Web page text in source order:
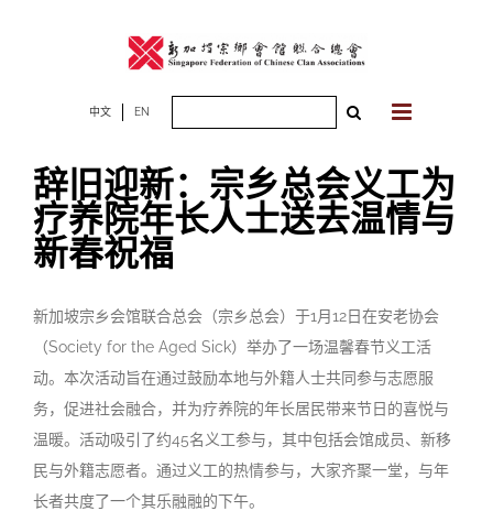
中文 EN
辞旧迎新：宗乡总会义工为
疗养院年长人士送去温情与
新春祝福
新加坡宗乡会馆联合总会（宗乡总会）于1月12日在安老协会
（Society for the Aged Sick）举办了一场温馨春节义工活
动。本次活动旨在通过鼓励本地与外籍人士共同参与志愿服
务，促进社会融合，并为疗养院的年长居民带来节日的喜悦与
温暖。活动吸引了约45名义工参与，其中包括会馆成员、新移
民与外籍志愿者。通过义工的热情参与，大家齐聚一堂，与年
长者共度了一个其乐融融的下午。